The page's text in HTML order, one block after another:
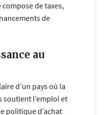
de taxes,
de
au
d’un pays où la
l’emploi et
politique d’achat